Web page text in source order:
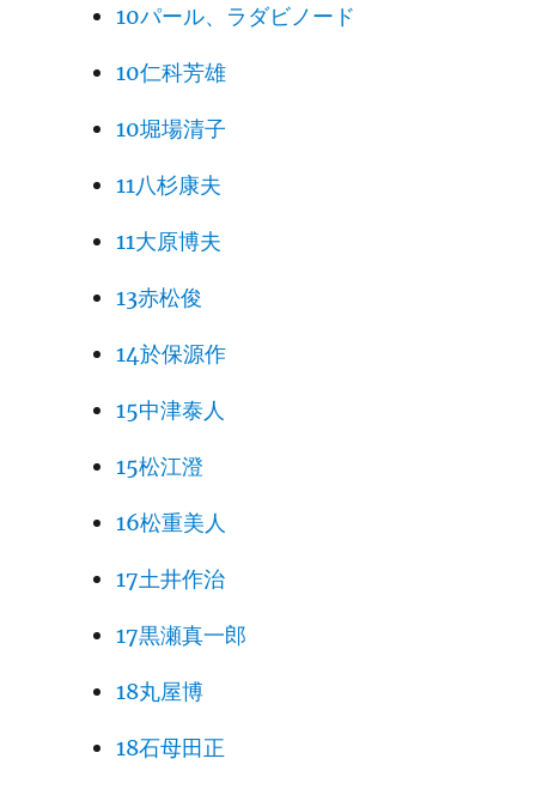
10パール、ラダビノード
10仁科芳雄
10堀場清子
11八杉康夫
11大原博夫
13赤松俊
14於保源作
15中津泰人
15松江澄
16松重美人
17土井作治
17黒瀬真一郎
18丸屋博
18石母田正